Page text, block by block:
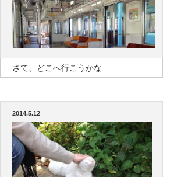
さて、どこへ行こうかな
2014.5.12